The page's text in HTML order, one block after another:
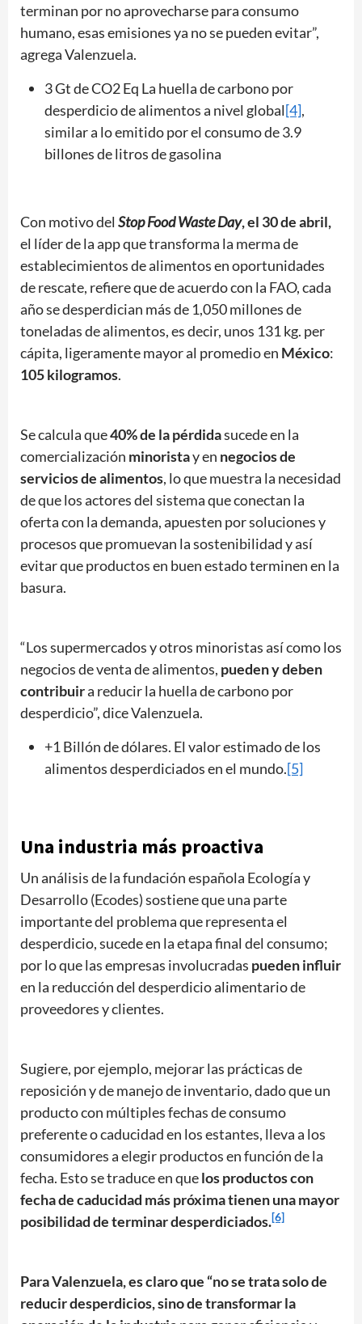
terminan por no aprovecharse para consumo
humano, esas emisiones ya no se pueden evitar”,
agrega Valenzuela.
3 Gt de CO2 Eq La huella de carbono por
desperdicio de alimentos a nivel global[4],
similar a lo emitido por el consumo de 3.9
billones de litros de gasolina
Con motivo del Stop Food Waste Day, el 30 de abril,
el líder de la app que transforma la merma de
establecimientos de alimentos en oportunidades
de rescate, refiere que de acuerdo con la FAO, cada
año se desperdician más de 1,050 millones de
toneladas de alimentos, es decir, unos 131 kg. per
cápita, ligeramente mayor al promedio en México:
105 kilogramos.
Se calcula que40% de la pérdidasucede en la
comercialización minoristay en negocios de
servicios de alimentos, lo que muestra la necesidad
de que los actores del sistema que conectan la
oferta con la demanda, apuesten por soluciones y
procesos que promuevan la sostenibilidad y así
evitar que productos en buen estado terminen en la
basura.
“Los supermercados y otros minoristas así como los
negocios de venta de alimentos, pueden y deben
contribuira reducir la huella de carbono por
desperdicio”, dice Valenzuela.
+1 Billón de dólares. El valor estimado de los
alimentos desperdiciados en el mundo.[5]
Una industria más proactiva
Un análisis de la fundación española Ecología y
Desarrollo (Ecodes) sostiene que una parte
importante del problema que representa el
desperdicio, sucede en la etapa final del consumo;
por lo que las empresas involucradas pueden influir
en la reducción del desperdicio alimentario de
proveedores y clientes.
Sugiere, por ejemplo, mejorar las prácticas de
reposición y de manejo de inventario, dado que un
producto con múltiples fechas de consumo
preferente o caducidad en los estantes, lleva a los
consumidores a elegir productos en función de la
fecha. Esto se traduce en quelos productos con
fecha de caducidad más próximatienen una mayor
posibilidad de terminar desperdiciados.[6]
Para Valenzuela, es claro que “no se trata solo de
reducir desperdicios, sino de transformar la